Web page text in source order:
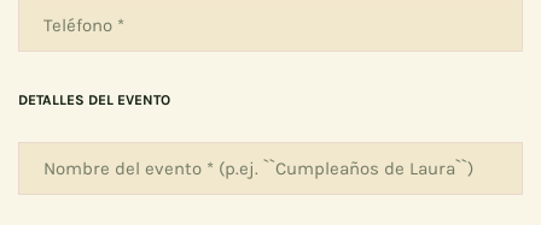
DETALLES DEL EVENTO